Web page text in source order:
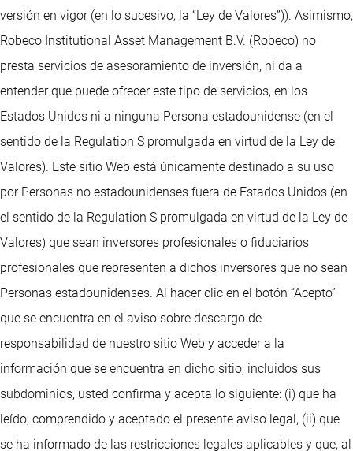
versión en vigor (en lo sucesivo, la “Ley de Valores”)). Asimismo,
Robeco Institutional Asset Management B.V. (Robeco) no
presta servicios de asesoramiento de inversión, ni da a
entender que puede ofrecer este tipo de servicios, en los
Estados Unidos ni a ninguna Persona estadounidense (en el
sentido de la Regulation S promulgada en virtud de la Ley de
Valores). Este sitio Web está únicamente destinado a su uso
por Personas no estadounidenses fuera de Estados Unidos (en
el sentido de la Regulation S promulgada en virtud de la Ley de
Valores) que sean inversores profesionales o fiduciarios
profesionales que representen a dichos inversores que no sean
Personas estadounidenses. Al hacer clic en el botón “Acepto”
que se encuentra en el aviso sobre descargo de
responsabilidad de nuestro sitio Web y acceder a la
información que se encuentra en dicho sitio, incluidos sus
subdominios, usted confirma y acepta lo siguiente: (i) que ha
leído, comprendido y aceptado el presente aviso legal, (ii) que
se ha informado de las restricciones legales aplicables y que, al